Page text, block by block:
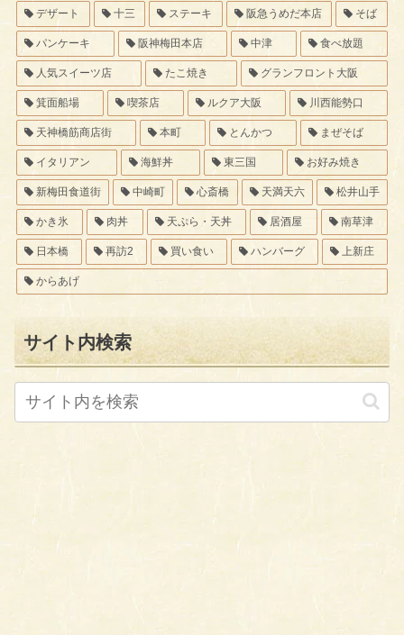
デザート 十三 ステーキ 阪急うめだ本店 そば
パンケーキ 阪神梅田本店 中津 食べ放題
人気スイーツ店 たこ焼き グランフロント大阪
箕面船場 喫茶店 ルクア大阪 川西能勢口
天神橋筋商店街 本町 とんかつ まぜそば
イタリアン 海鮮丼 東三国 お好み焼き
新梅田食道街 中崎町 心斎橋 天満天六 松井山手
かき氷 肉丼 天ぷら・天丼 居酒屋 南草津
日本橋 再訪2 買い食い ハンバーグ 上新庄
からあげ
サイト内検索